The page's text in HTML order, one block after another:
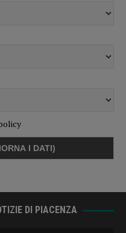
DI PIACENZA